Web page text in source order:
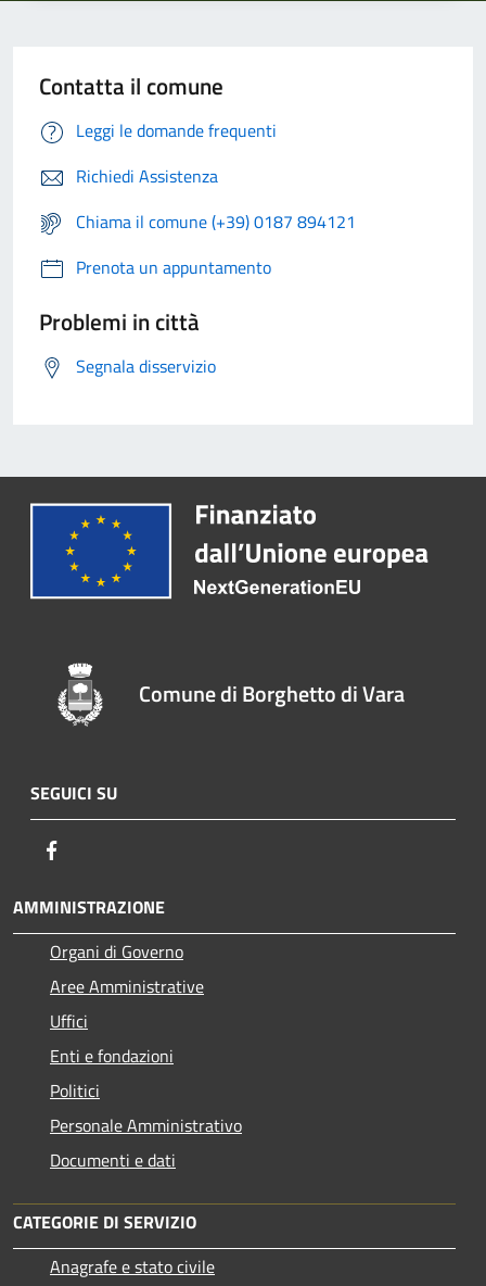
Contatta il comune
Leggi le domande frequenti
Richiedi Assistenza
Chiama il comune (+39) 0187 894121
Prenota un appuntamento
Problemi in città
Segnala disservizio
Comune di Borghetto di Vara
SEGUICI SU
AMMINISTRAZIONE
Organi di Governo
Aree Amministrative
Uffici
Enti e fondazioni
Politici
Personale Amministrativo
Documenti e dati
CATEGORIE DI SERVIZIO
Anagrafe e stato civile